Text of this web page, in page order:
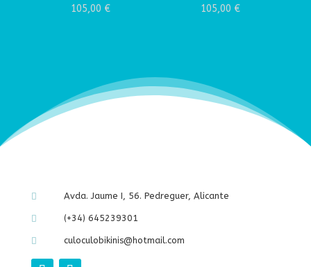
Valorado con105,00 €
Valorado con105,00 €
 Avda. Jaume I, 56. Pedreguer, Alicante
 (+34) 645239301
 culoculobikinis@hotmail.com